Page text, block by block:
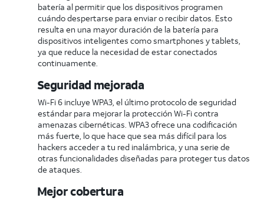
batería al permitir que los dispositivos programen
cuándo despertarse para enviar o recibir datos. Esto
resulta en una mayor duración de la batería para
dispositivos inteligentes como smartphones y tablets,
ya que reduce la necesidad de estar conectados
continuamente.
Seguridad mejorada
Wi-Fi 6 incluye WPA3, el último protocolo de seguridad
estándar para mejorar la protección Wi-Fi contra
amenazas cibernéticas. WPA3 ofrece una codificación
más fuerte, lo que hace que sea más difícil para los
hackers acceder a tu red inalámbrica, y una serie de
otras funcionalidades diseñadas para proteger tus datos
de ataques.
Mejor cobertura